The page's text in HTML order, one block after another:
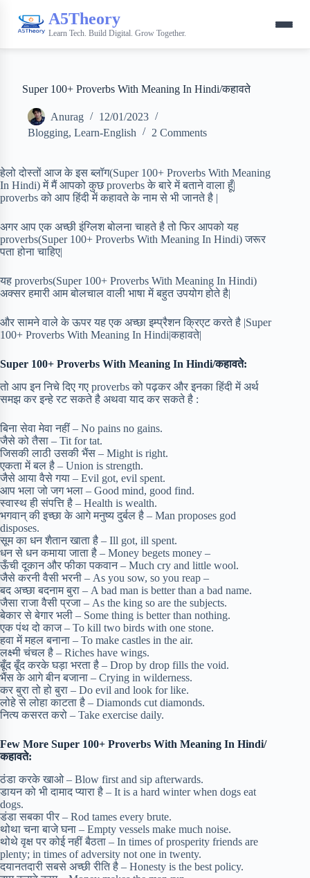
A5Theory
Learn Tech. Build Digital. Grow Together.
Super 100+ Proverbs With Meaning In Hindi/कहावते
Anurag
12/01/2023
Blogging, Learn-English 2 Comments
हेलो दोस्तों आज के इस ब्लॉग(Super 100+ Proverbs With Meaning
In Hindi) में मैं आपको कुछ proverbs के बारे में बताने वाला हूँ|
proverbs को आप हिंदी में कहावते के नाम से भी जानते है |
अगर आप एक अच्छी इंग्लिश बोलना चाहते है तो फिर आपको यह
proverbs(Super 100+ Proverbs With Meaning In Hindi) जरूर
पता होना चाहिए|
यह proverbs(Super 100+ Proverbs With Meaning In Hindi)
अक्सर हमारी आम बोलचाल वाली भाषा में बहुत उपयोग होते है|
और सामने वाले के ऊपर यह एक अच्छा इम्प्रैशन क्रिएट करते है |Super
100+ Proverbs With Meaning In Hindi|कहावते|
Super 100+ Proverbs With Meaning In Hindi/कहावते:
तो आप इन निचे दिए गए proverbs को पढ़कर और इनका हिंदी में अर्थ
समझ कर इन्हे रट सकते है अथवा याद कर सकते है :
बिना सेवा मेवा नहीं – No pains no gains.
जैसे को तैसा – Tit for tat.
जिसकी लाठी उसकी भैंस – Might is right.
एकता में बल है – Union is strength.
जैसे आया वैसे गया – Evil got, evil spent.
आप भला जो जग भला – Good mind, good find.
स्वास्थ ही संपत्ति है – Health is wealth.
भगवान् की इच्छा के आगे मनुष्य दुर्बल है – Man proposes god
disposes.
सूम का धन शैतान खाता है – Ill got, ill spent.
धन से धन कमाया जाता है – Money begets money –
ऊँची दूकान और फीका पकवान – Much cry and little wool.
जैसे करनी वैसी भरनी – As you sow, so you reap –
बद अच्छा बदनाम बुरा – A bad man is better than a bad name.
जैसा राजा वैसी प्रजा – As the king so are the subjects.
बेकार से बेगार भली – Some thing is better than nothing.
एक पंथ दो काज – To kill two birds with one stone.
हवा में महल बनाना – To make castles in the air.
लक्ष्मी चंचल है – Riches have wings.
बूँद बूँद करके घड़ा भरता है – Drop by drop fills the void.
भैंस के आगे बीन बजाना – Crying in wilderness.
कर बुरा तो हो बुरा – Do evil and look for like.
लोहे से लोहा काटता है – Diamonds cut diamonds.
नित्य कसरत करो – Take exercise daily.
Few More Super 100+ Proverbs With Meaning In Hindi/
कहावते:
ठंडा करके खाओ – Blow first and sip afterwards.
डायन को भी दामाद प्यारा है – It is a hard winter when dogs eat
dogs.
डंडा सबका पीर – Rod tames every brute.
थोथा चना बाजे घना – Empty vessels make much noise.
थोथे वृक्ष पर कोई नहीं बैठता – In times of prosperity friends are
plenty; in times of adversity not one in twenty.
दयानतदारी सबसे अच्छी रीति है – Honesty is the best policy.